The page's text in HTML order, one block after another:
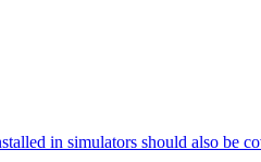
in simulators should also be